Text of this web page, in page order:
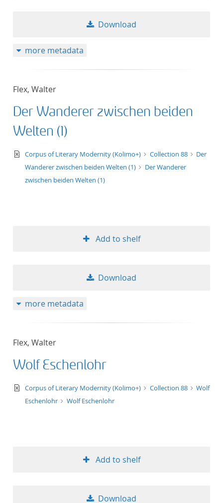
Download
more metadata
Flex, Walter
Der Wanderer zwischen beiden
Welten (1)
text/xml
Corpus of Literary Modernity (Kolimo+) Collection 88
Der
Wanderer zwischen beiden Welten (1)
Der Wanderer
zwischen beiden Welten (1)
Add to shelf
Download
more metadata
Flex, Walter
Wolf Eschenlohr
text/xml
Corpus of Literary Modernity (Kolimo+) Collection 88
Wolf
Eschenlohr
Wolf Eschenlohr
Add to shelf
Download